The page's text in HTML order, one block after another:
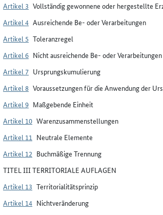
Artikel 3 Vollständig gewonnene oder hergestellte
Artikel 4 Ausreichende Be- oder Verarbeitungen
Artikel 5 Toleranzregel
Artikel 6 Nicht ausreichende Be- oder Verarbeitungen
Artikel 7 Ursprungskumulierung
Artikel 8 Voraussetzungen für die Anwendung der
Artikel 9 Maßgebende Einheit
Artikel 10 Warenzusammenstellungen
Artikel 11 Neutrale Elemente
Artikel 12 Buchmäßige Trennung
TITEL III TERRITORIALE AUFLAGEN
Artikel 13 Territorialitätsprinzip
Artikel 14 Nichtveränderung